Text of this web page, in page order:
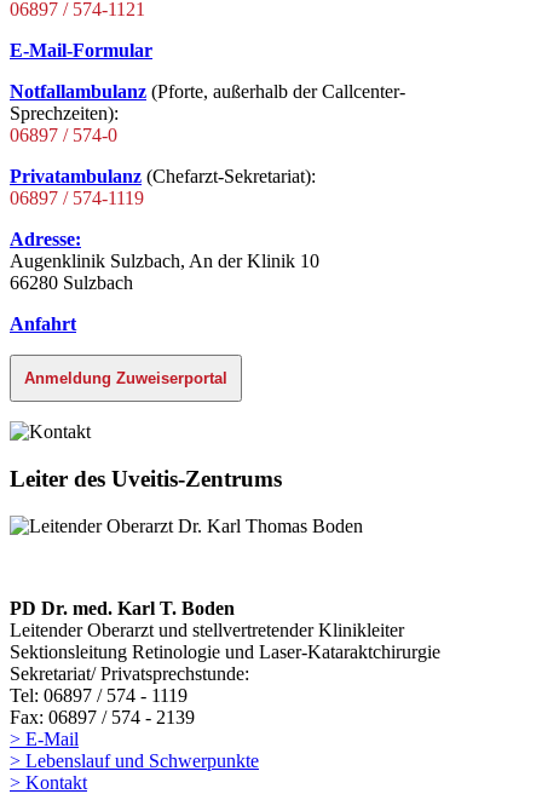
06897 / 574-1121
E-Mail-Formular
Notfallambulanz (Pforte, außerhalb der Callcenter-
Sprechzeiten):
06897 / 574-0
Privatambulanz (Chefarzt-Sekretariat):
06897 / 574-1119
Adresse:
Augenklinik Sulzbach, An der Klinik 10
66280 Sulzbach
Anfahrt
Anmeldung Zuweiserportal
Leiter des Uveitis-Zentrums
PD Dr. med. Karl T. Boden
Leitender Oberarzt und stellvertretender Klinikleiter
Sektionsleitung Retinologie und Laser-Kataraktchirurgie
Sekretariat/ Privatsprechstunde:
Tel: 06897 / 574 - 1119
Fax: 06897 / 574 - 2139
> E-Mail
> Lebenslauf und Schwerpunkte
> Kontakt